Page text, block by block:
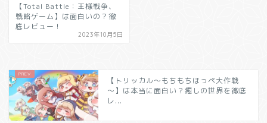
【Total Battle：王様戦争、
戦略ゲーム】は面白いの？徹
底レビュー！
2023年10月5日
【トリッカル～もちもちほっペ大作戦
～】は本当に面白い？癒しの世界を徹底
レ...